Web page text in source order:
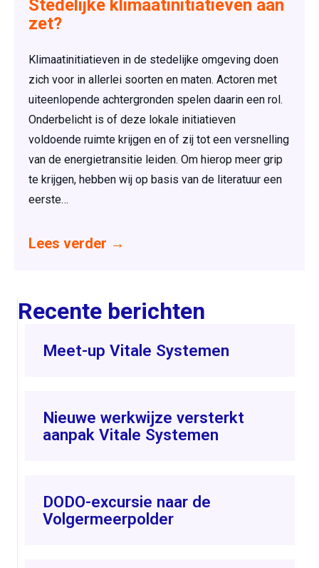
Stedelijke klimaatinitiatieven aan
zet?
Klimaatinitiatieven in de stedelijke omgeving doen
zich voor in allerlei soorten en maten. Actoren met
uiteenlopende achtergronden spelen daarin een rol.
Onderbelicht is of deze lokale initiatieven
voldoende ruimte krijgen en of zij tot een versnelling
van de energietransitie leiden. Om hierop meer grip
te krijgen, hebben wij op basis van de literatuur een
eerste…
Lees verder →
Recente berichten
Meet-up Vitale Systemen
Nieuwe werkwijze versterkt
aanpak Vitale Systemen
DODO-excursie naar de
Volgermeerpolder